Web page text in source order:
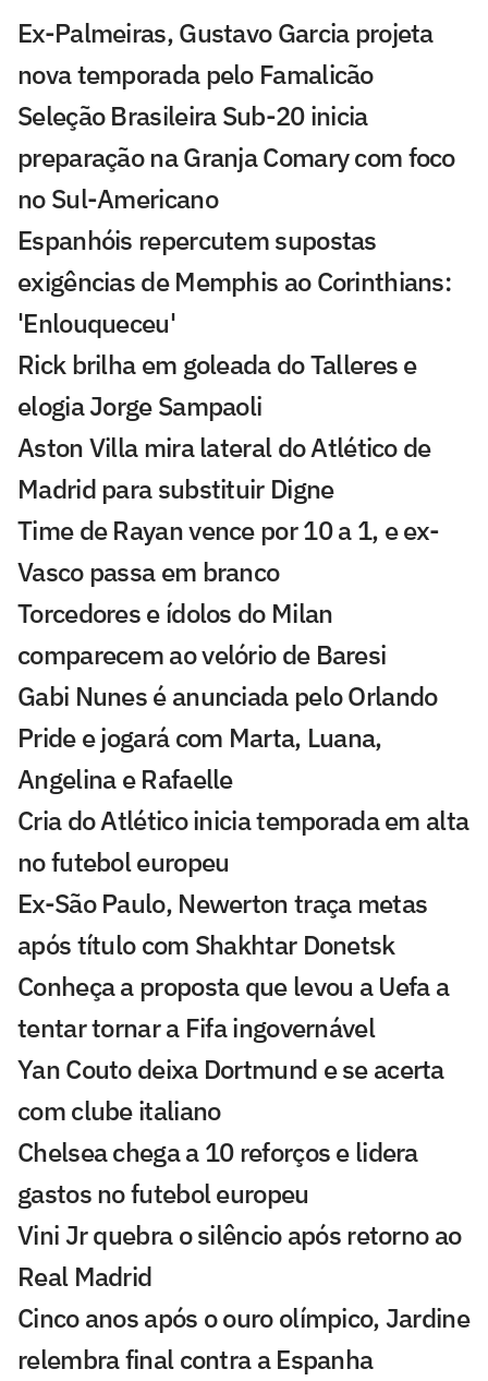
Ex-Palmeiras, Gustavo Garcia projeta
nova temporada pelo Famalicão
Seleção Brasileira Sub-20 inicia
preparação na Granja Comary com foco
no Sul-Americano
Espanhóis repercutem supostas
exigências de Memphis ao Corinthians:
'Enlouqueceu'
Rick brilha em goleada do Talleres e
elogia Jorge Sampaoli
Aston Villa mira lateral do Atlético de
Madrid para substituir Digne
Time de Rayan vence por 10 a 1, e ex-
Vasco passa em branco
Torcedores e ídolos do Milan
comparecem ao velório de Baresi
Gabi Nunes é anunciada pelo Orlando
Pride e jogará com Marta, Luana,
Angelina e Rafaelle
Cria do Atlético inicia temporada em alta
no futebol europeu
Ex-São Paulo, Newerton traça metas
após título com Shakhtar Donetsk
Conheça a proposta que levou a Uefa a
tentar tornar a Fifa ingovernável
Yan Couto deixa Dortmund e se acerta
com clube italiano
Chelsea chega a 10 reforços e lidera
gastos no futebol europeu
Vini Jr quebra o silêncio após retorno ao
Real Madrid
Cinco anos após o ouro olímpico, Jardine
relembra final contra a Espanha